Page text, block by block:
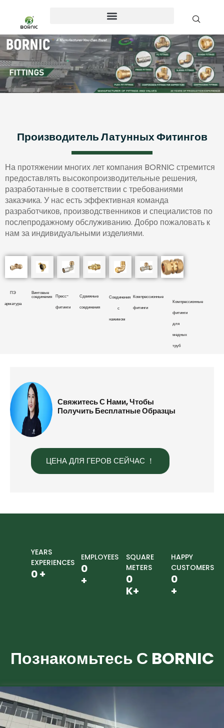
Производитель Латунных Фитингов
На протяжении многих лет компания BORNIC стремится
предоставлять высокопроизводительные решения,
разработанные в соответствии с требованиями
заказчика. У нас есть эффективная команда
разработчиков, производственников и специалистов по
послепродажному обслуживанию. Добро пожаловать к
нам за индивидуальными изделиями.
ПЭ
арматура
Винтовые
соединения
Пресс-
фитинги
Сдвижные
соединения
Соединения
с
нажимом
Компрессионные
фитинги
Компрессионные
фитинги
для
медных
труб
Свяжитесь С Нами, Чтобы
Получить Бесплатные Образцы
ЦЕНА ДЛЯ ГЕРОВ СЕЙЧАС ！
YEARS
EXPERIENCES
0+
EMPLOYEES
0
+
SQUARE
METERS
0
K+
HAPPY
CUSTOMERS
0
+
Познакомьтесь С BORNIC